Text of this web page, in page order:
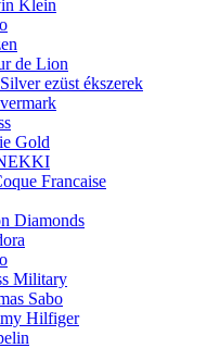
Klein
de Lion
ezüst ékszerek
Gold
Francaise
Diamonds
Military
Sabo
Hilfiger